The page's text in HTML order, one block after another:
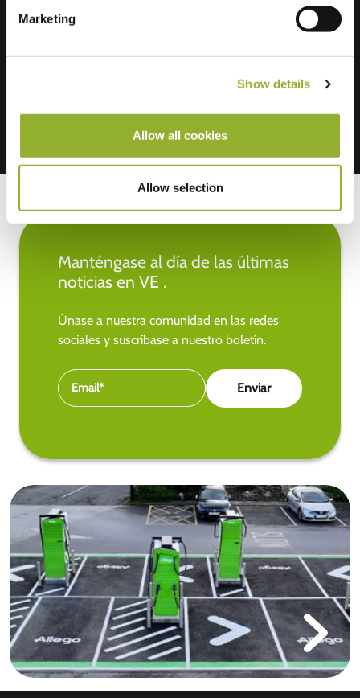
Marketing
Show details
Allow all cookies
Allow selection
Mastercard, VISA, Chargecard,
Manténgase al día de las últimas
noticias en VE .
Únase a nuestra comunidad en las redes
sociales y suscríbase a nuestro boletín.